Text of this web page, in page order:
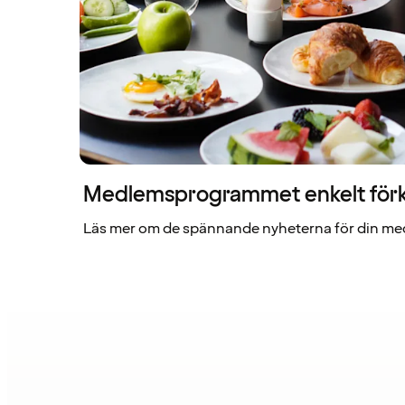
Medlemsprogrammet enkelt
Läs mer om de spännande nyheterna för din